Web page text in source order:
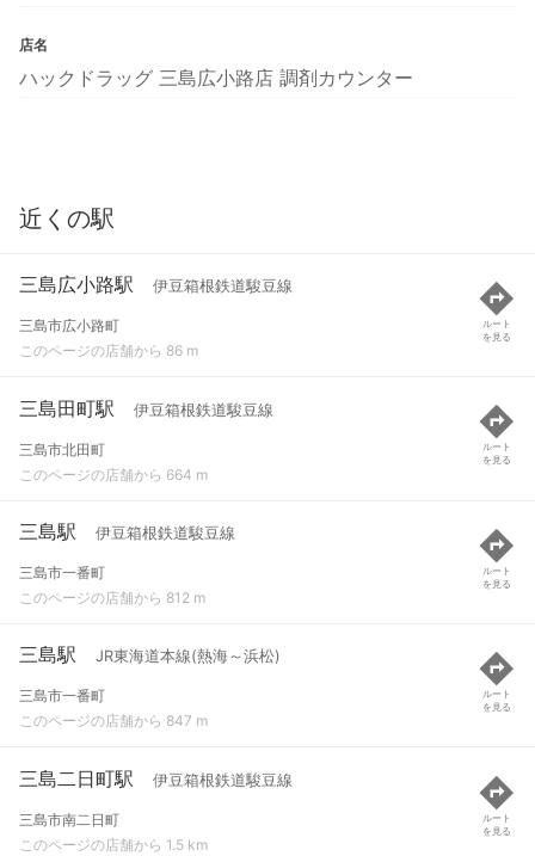
店名
ハックドラッグ 三島広小路店 調剤カウンター
近くの駅
三島広小路駅 伊豆箱根鉄道駿豆線
三島市広小路町
このページの店舗から 86 m
ルート
を見る
三島田町駅 伊豆箱根鉄道駿豆線
三島市北田町
このページの店舗から 664 m
ルート
を見る
三島駅 伊豆箱根鉄道駿豆線
三島市一番町
このページの店舗から 812 m
ルート
を見る
三島駅 JR東海道本線(熱海～浜松)
三島市一番町
このページの店舗から 847 m
ルート
を見る
三島二日町駅 伊豆箱根鉄道駿豆線
三島市南二日町
このページの店舗から 1.5 km
ルート
を見る